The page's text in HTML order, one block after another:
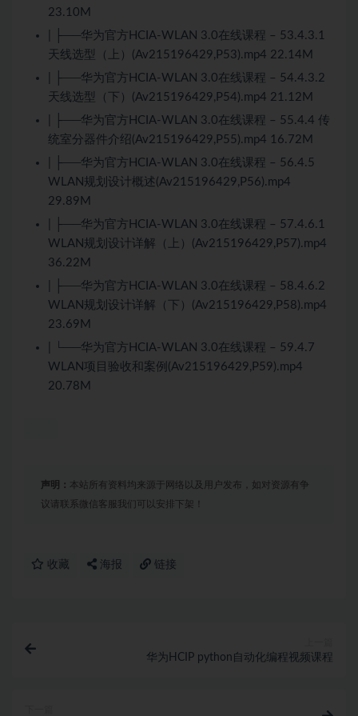
23.10M
| ├──华为官方HCIA-WLAN 3.0在线课程 – 53.4.3.1
天线选型（上）(Av215196429,P53).mp4 22.14M
| ├──华为官方HCIA-WLAN 3.0在线课程 – 54.4.3.2
天线选型（下）(Av215196429,P54).mp4 21.12M
| ├──华为官方HCIA-WLAN 3.0在线课程 – 55.4.4 传
统室分器件介绍(Av215196429,P55).mp4 16.72M
| ├──华为官方HCIA-WLAN 3.0在线课程 – 56.4.5
WLAN规划设计概述(Av215196429,P56).mp4
29.89M
| ├──华为官方HCIA-WLAN 3.0在线课程 – 57.4.6.1
WLAN规划设计详解（上）(Av215196429,P57).mp4
36.22M
| ├──华为官方HCIA-WLAN 3.0在线课程 – 58.4.6.2
WLAN规划设计详解（下）(Av215196429,P58).mp4
23.69M
| └──华为官方HCIA-WLAN 3.0在线课程 – 59.4.7
WLAN项目验收和案例(Av215196429,P59).mp4
20.78M
声明： 本站所有资料均来源于网络以及用户发布，如对资源有争
议请联系微信客服我们可以安排下架！
收藏 海报 链接
华为HCIP python自动化编程视频课程